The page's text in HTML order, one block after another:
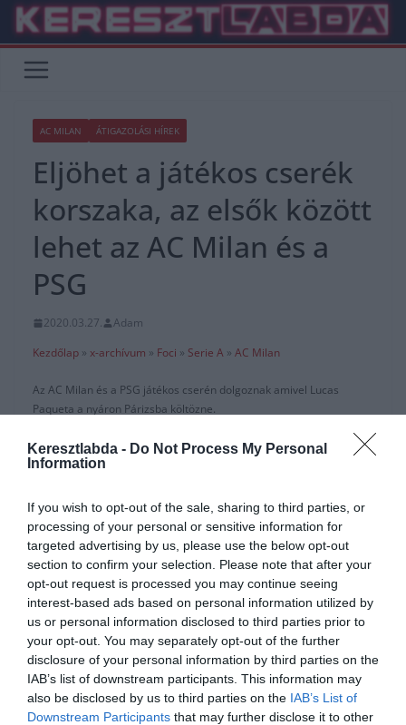
Keresztlabda - Do Not Process My Personal
Information
If you wish to opt-out of the sale, sharing to third parties, or
processing of your personal or sensitive information for
targeted advertising by us, please use the below opt-out
section to confirm your selection. Please note that after your
opt-out request is processed you may continue seeing
interest-based ads based on personal information utilized by
us or personal information disclosed to third parties prior to
your opt-out. You may separately opt-out of the further
disclosure of your personal information by third parties on the
IAB’s list of downstream participants. This information may
also be disclosed by us to third parties on the IAB’s List of
Downstream Participants that may further disclose it to other
Skip
content
AC MILAN ÁTIGAZOLÁSI HÍREK
Eljöhet a játékos cserék
korszaka, az elsők között
lehet az AC Milan és a
PSG
2020.03.27.
Adam
Kezdőlap » x-archívum » Foci » Serie A » AC Milan
Az AC Milan és a PSG játékos cserén dolgoznak amivel Lucas
Paqueta a nyáron Párizsba költözne.
A péntekiTuttosportszerint a koronavírus gazdasági
következményei nehéz helyzetbe sodorták a labdarúgás világát, és
A cikk szerint a nagy átigazolási díjak már a múlté, legalább is egy
ideig, és a játékos cserék sokkal jobban előtérbe kerülhetnek, mint
ahogy az amerikai sportokban.
A calciomercato.com szerint Ralf Rangnickot biztosította az AC
Milan a héten tartott videókonferencián, hogy megkapja azt az
átigazolási összeget amit szeretne.
Elégé valószínű Paqueta eladása, és a PSG-vel működhet egy
játékos csere amiben Leandro Paredes menne ellentétes irányba,
mindkettőjük értéke 35 millió euró körül van.